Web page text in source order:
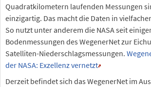
Quadratkilometern laufenden Messungen
einzigartig. Das macht die Daten in
So nutzt unter anderem die NASA seit
Bodenmessungen des WegenerNet zur
Satelliten-Niederschlagsmessungen.
der NASA: Exzellenz vernetzt
Derzeit befindet sich das WegenerNet im